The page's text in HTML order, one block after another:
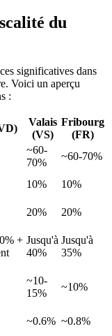
du
significatives dans
Voici un aperçu
:
Valais
(VS)
Fribourg
(FR)
~60-
70%
~60-70%
10%
10%
20%
20%
+ Jusqu'à
40%
Jusqu'à
35%
~10-
15%
~10%
~0.6% ~0.8%